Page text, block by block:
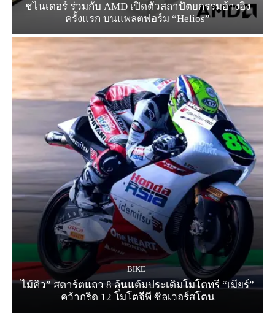
ชไนเดอร์ ร่วมกับ AMD เปิดตัวสถาปัตยกรรมอ้างอิง
ครั้งแรก บนแพลตฟอร์ม “Helios”
BIKE
ไม้คิว” สตาร์ตแถว 8 ลุ้นแต้มประเดิมโมโตทรี “เมียร์”
คว้ากริด 12 โมโตจีพี ซิลเวอร์สโตน